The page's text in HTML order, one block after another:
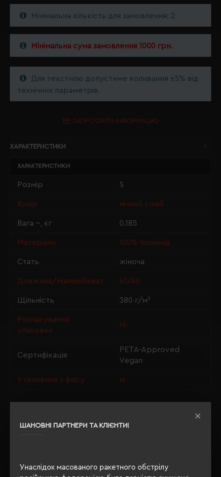
ШАНОВНІ ПАРТНЕРИ ТА КЛІЄНТИ!
Унаслідок масованого ракетного обстрілу
Мінімальна кількість для замовлення: 2
Мінімальна сума замовлення 1000 грн.
Для текстилю допустиме коливання ±5% від
технічних параметрів.
ЗАПРОСИТИ ІНФОРМАЦІЮ
ХАРАКТЕРИСТИКИ
ХАРАКТЕРИСТИКИ
Розмір S
Колір нічний синій
Вага ~, кг 0.185
Матеріали 100% поліамід
Стать жіноча
Довжина/Напівобхват 61/46
Щільність 380 г/м²
Розпакування
упаковки
Ні
Сертифікація
PETA-Approved
Vegan
Утеплення з флісу ні
ОПИС